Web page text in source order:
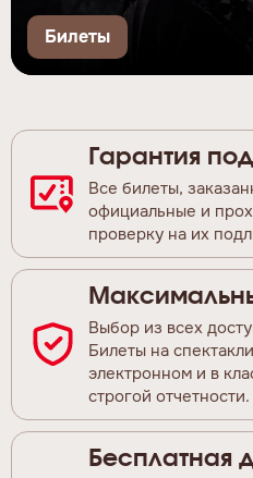
Билеты
Гарантия
Все билеты,
официальные и
проверку на их
Выбор из всех
Билеты на
электронном и в
строгой отчетности.
Бесплатная